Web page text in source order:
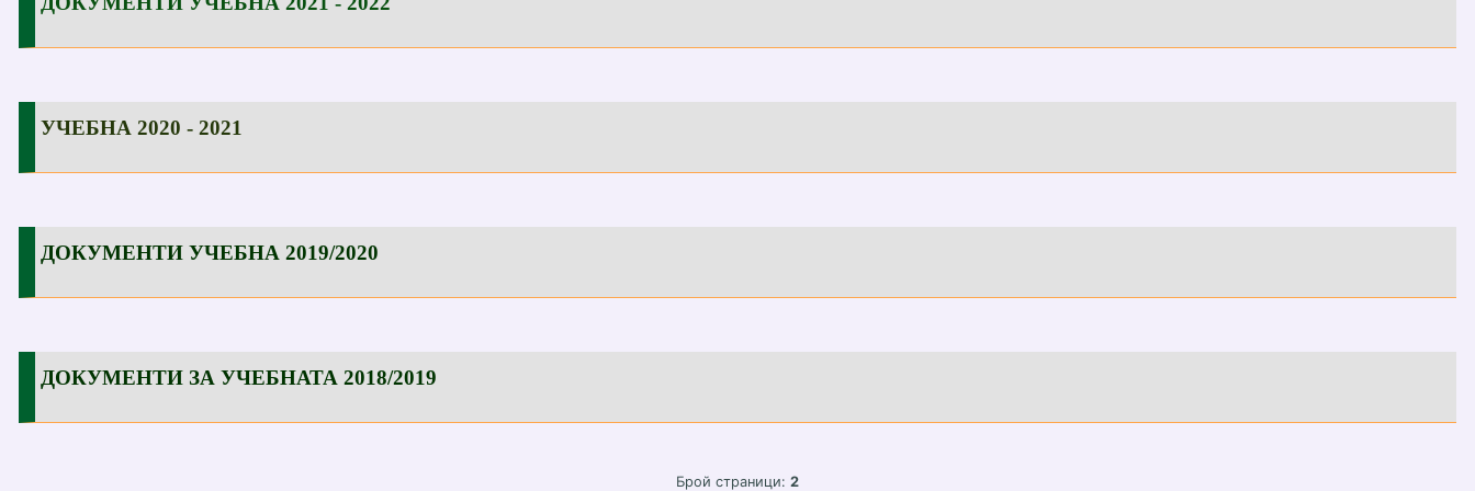
ДОКУМЕНТИ УЧЕБНА 2021 - 2022
УЧЕБНА 2020 - 2021
УЧЕБНА 2020 - 2021
ДОКУМЕНТИ УЧЕБНА 2019/2020
ДОКУМЕНТИ УЧЕБНА 2019/2020
ДОКУМЕНТИ ЗА УЧЕБНАТА 2018/2019
ДОКУМЕНТИ ЗА УЧЕБНАТА 2018/2019
Брой страници: 2